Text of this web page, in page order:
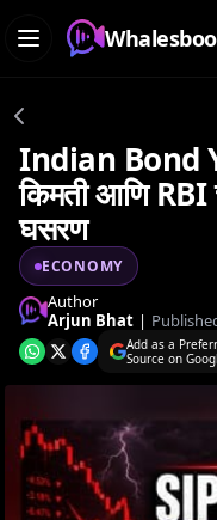
Indian Bond
किमती आणि RBI
घसरण
ECONOMY
Author
Arjun Bhat |
Add as a
Source on